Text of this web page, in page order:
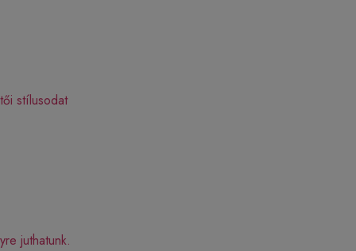
stílusodat
juthatunk.